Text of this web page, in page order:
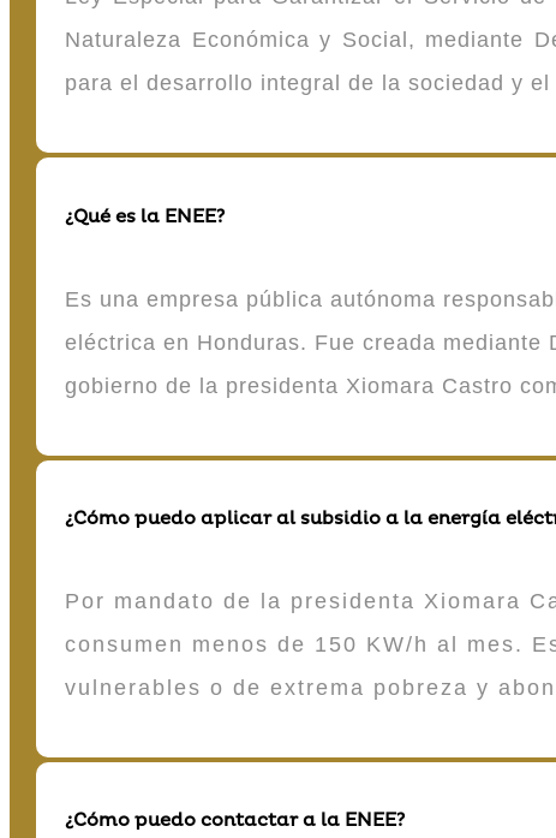
Naturaleza Económica y Social, mediante
para el desarrollo integral de la sociedad y
¿Qué es la ENEE?
Es una empresa pública autónoma
eléctrica en Honduras. Fue creada
gobierno de la presidenta Xiomara Castro
¿Cómo puedo aplicar al subsidio a la energía
Por mandato de la presidenta Xiomara
consumen menos de 150 KW/h al mes.
vulnerables o de extrema pobreza y
¿Cómo puedo contactar a la ENEE?